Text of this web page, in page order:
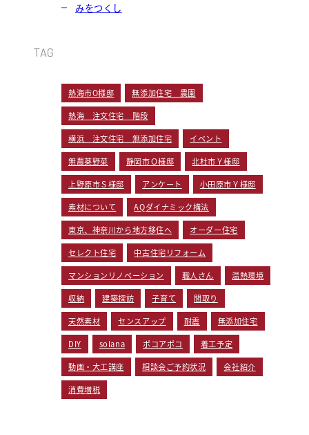
みをつくし
TAG
熱海市O様邸 無添加住宅 農園
熱海 注文住宅 階段
横浜 注文住宅 無添加住宅 イベント
無農薬野菜 静岡市Ｏ様邸 北杜市Ｙ様邸
上野原市Ｓ様邸 アンケート 小田原市Ｙ様邸
素材について AQダイナミック構法
東京、神奈川から地方移住へ オーダー住宅
セレクト住宅 中古住宅リフォーム
マンションリノベーション 職人さん 温熱環境
収納 建築探訪 子育て 間取り
天然素材 センスアップ 耐震 無添加住宅
DIY solana ポコアポコ 着工予定
動画・大工講座 相談会ご予約状況 会社紹介
消費増税